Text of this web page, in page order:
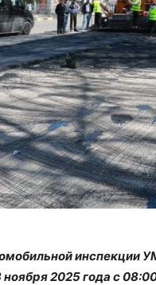
инспекции
ноября 2025 года с